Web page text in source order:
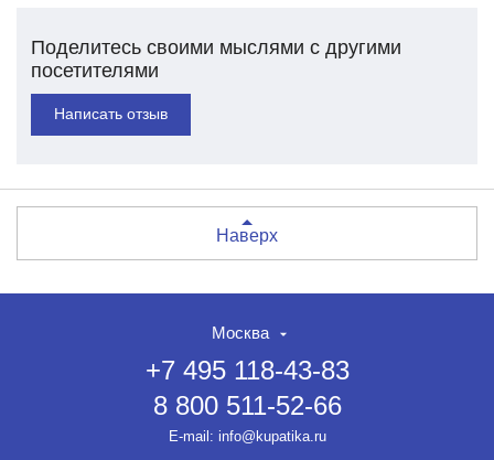
Поделитесь своими мыслями с другими
посетителями
Написать отзыв
Наверх
Москва
+7 495 118-43-83
8 800 511-52-66
E-mail: info@kupatika.ru